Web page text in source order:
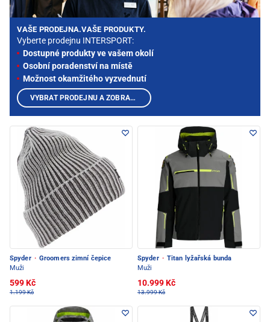
Spyder · Groomers zimní čepice
Muži
599 Kč
1.199 Kč
Spyder · Titan lyžařská bunda
Muži
10.999 Kč
13.999 Kč
VAŠE PRODEJNA.VAŠE PRODUKTY.
Vyberte prodejnu INTERSPORT:
Dostupné produkty ve vašem okolí
Osobní poradenství na místě
Možnost okamžitého vyzvednutí
VYBRAT PRODEJNU A ZOBRAZIT PRODUKTY